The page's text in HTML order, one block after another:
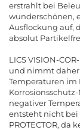
erstrahlt bei
wunderschönen,
Ausflockung auf,
absolut
LICS VISION-
und nimmt
Temperaturen im
negativer
entsteht nicht bei
PROTECTOR, da